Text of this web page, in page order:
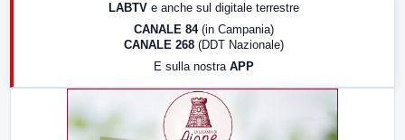
LABTV e anche sul digitale terrestre
CANALE 84 (in Campania)
CANALE 268 (DDT Nazionale)
E sulla nostra APP